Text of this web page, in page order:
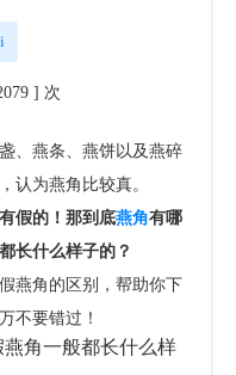
] 次
、燕条、燕饼以及燕碎
认为燕角比较真。
假的！那到底燕角有哪
长什么样子的？
燕角的区别，帮助你下
不要错过！